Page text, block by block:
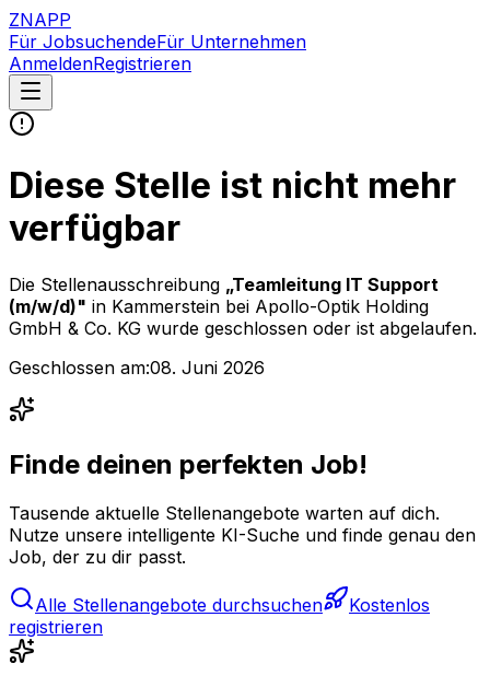
ZNAPP
Für JobsuchendeFür Unternehmen
AnmeldenRegistrieren
Diese Stelle ist nicht mehr
verfügbar
Die Stellenausschreibung „Teamleitung IT Support
(m/w/d)" in Kammerstein bei Apollo-Optik Holding
GmbH & Co. KG wurde geschlossen oder ist abgelaufen.
Geschlossen am:08. Juni 2026
Finde deinen perfekten Job!
Tausende aktuelle Stellenangebote warten auf dich.
Nutze unsere intelligente KI-Suche und finde genau den
Job, der zu dir passt.
Alle Stellenangebote durchsuchen
Kostenlos
registrieren